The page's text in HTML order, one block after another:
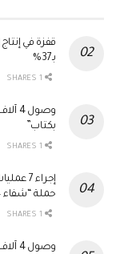
بـ37%
بكتاب”
إجراء
حملة “شفاء 4”